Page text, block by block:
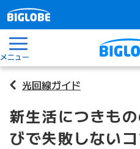
メニュー
光回線ガイド
新生活につきも
びで失敗しない